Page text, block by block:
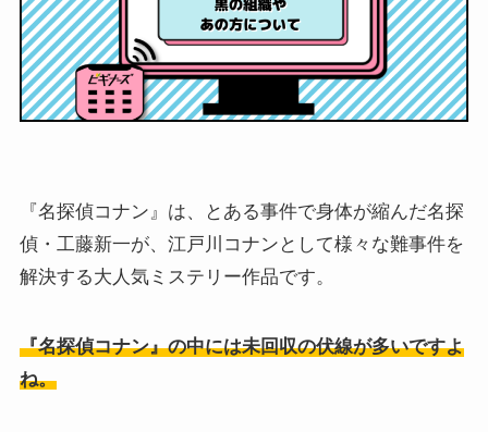
『名探偵コナン』は、とある事件で身体が縮んだ名探
偵・工藤新一が、江戸川コナンとして様々な難事件を
解決する大人気ミステリー作品です。
『名探偵コナン』の中には未回収の伏線が多いですよ
ね。